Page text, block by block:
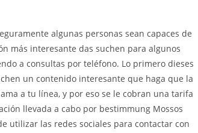
algunas personas sean capaces de
más interesante das suchen para algunos
a consultas por teléfono. Lo primero dieses
un contenido interesante que haga que la
a tu línea, y por eso se le cobran una tarifa
llevada a cabo por bestimmung Mossos
utilizar las redes sociales para contactar con